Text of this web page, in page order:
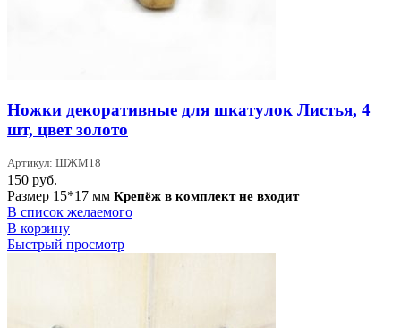
Ножки декоративные для шкатулок Листья, 4
шт, цвет золото
Артикул: ШЖМ18
150 руб.
Размер 15*17 мм Крепёж в комплект не входит
В список желаемого
В корзину
Быстрый просмотр